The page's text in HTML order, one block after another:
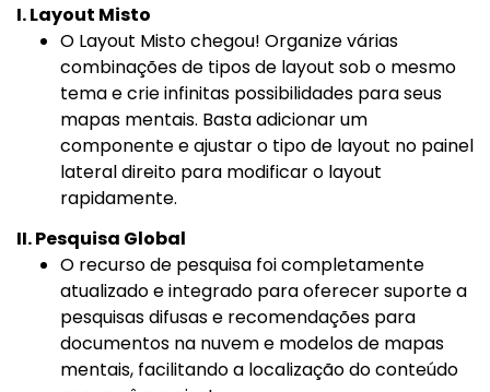
I. Layout Misto
O Layout Misto chegou! Organize várias
combinações de tipos de layout sob o mesmo
tema e crie infinitas possibilidades para seus
mapas mentais. Basta adicionar um
componente e ajustar o tipo de layout no painel
lateral direito para modificar o layout
rapidamente.
II. Pesquisa Global
O recurso de pesquisa foi completamente
atualizado e integrado para oferecer suporte a
pesquisas difusas e recomendações para
documentos na nuvem e modelos de mapas
mentais, facilitando a localização do conteúdo